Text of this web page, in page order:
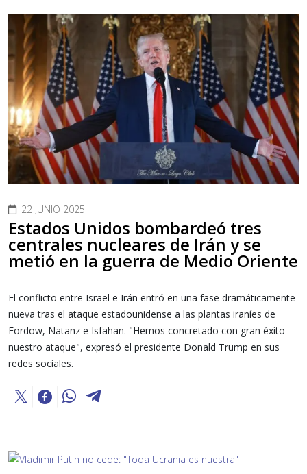
22 JUNIO 2025
Estados Unidos bombardeó tres
centrales nucleares de Irán y se
metió en la guerra de Medio Oriente
El conflicto entre Israel e Irán entró en una fase dramáticamente
nueva tras el ataque estadounidense a las plantas iraníes de
Fordow, Natanz e Isfahan. "Hemos concretado con gran éxito
nuestro ataque", expresó el presidente Donald Trump en sus
redes sociales.